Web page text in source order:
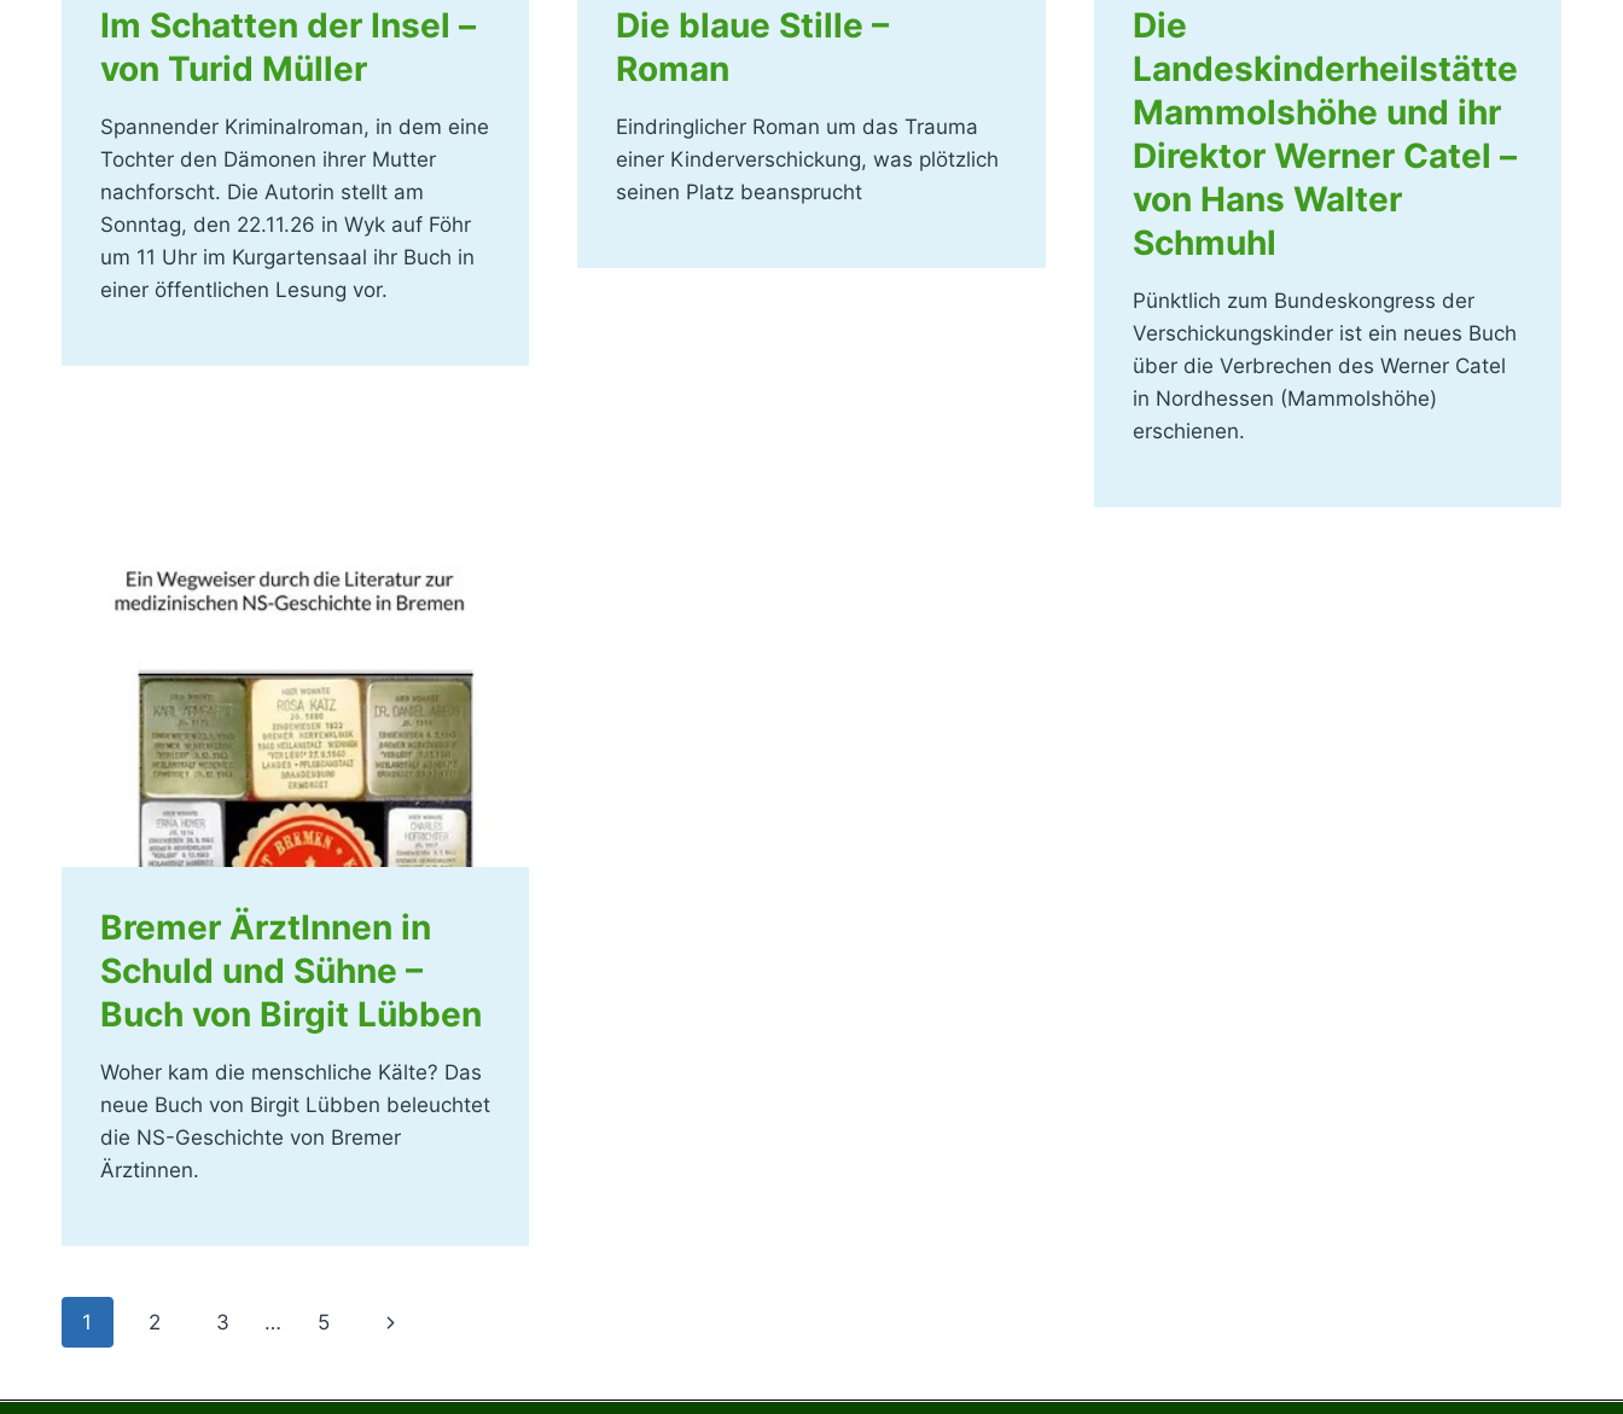
Im Schatten der Insel –
von Turid Müller
Spannender Kriminalroman, in dem eine
Tochter den Dämonen ihrer Mutter
nachforscht. Die Autorin stellt am
Sonntag, den 22.11.26 in Wyk auf Föhr
um 11 Uhr im Kurgartensaal ihr Buch in
einer öffentlichen Lesung vor.
Die blaue Stille –
Roman
Eindringlicher Roman um das Trauma
einer Kinderverschickung, was plötzlich
seinen Platz beansprucht
Die
Landeskinderheilstätte
Mammolshöhe und ihr
Direktor Werner Catel –
von Hans Walter
Schmuhl
Pünktlich zum Bundeskongress der
Verschickungskinder ist ein neues Buch
über die Verbrechen des Werner Catel
in Nordhessen (Mammolshöhe)
erschienen.
Bremer ÄrztInnen in
Schuld und Sühne –
Buch von Birgit Lübben
Woher kam die menschliche Kälte? Das
neue Buch von Birgit Lübben beleuchtet
die NS-Geschichte von Bremer
Ärztinnen.
Seitennavigation
1 2 3 … 5
Nächste